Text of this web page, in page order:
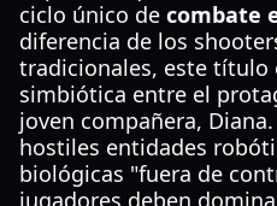
ciclo único de combate
diferencia de los
tradicionales, este título
simbiótica entre el
joven compañera,
hostiles entidades
biológicas "fuera de
jugadores deben